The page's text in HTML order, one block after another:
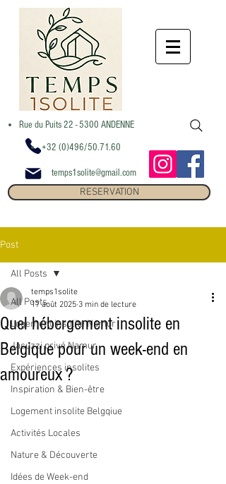
Rue du Puits 22 - 5300 ANDENNE
+32 (0)496/50.71.60
temps1solite@gmail.com
RESERVATION
Post
All Posts
Logement insolite Namur
Jacuzzi privé Namur
Expériences insolites
Inspiration & Bien-être
Logement insolite Belgqiue
Activités Locales
Nature & Découverte
Idées de Week-end
All Posts
Quel hébergement insolite en
Belgique pour un week-end en
amoureux ?
temps1solite
17 août 2025 3 min de lecture